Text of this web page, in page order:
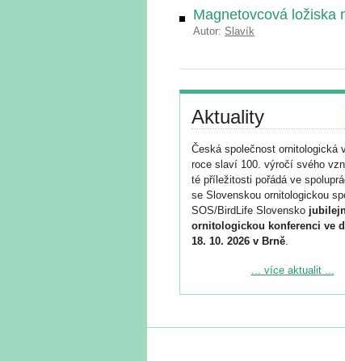
Magnetovcová ložiska
Autor: Slavík
Aktuality
Česká společnost ornitologická
roce slaví 100. výročí svého
té příležitosti pořádá ve
se Slovenskou ornitologickou
SOS/BirdLife Slovensko
ornitologickou konferenci ve
18. 10. 2026 v Brně.
Podrobnější informace ke
Registrovat se můžete do 6.
... více aktualit ...